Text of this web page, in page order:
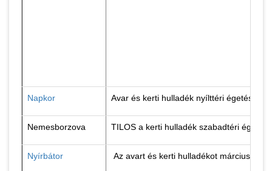
Napkor Avar és kerti hulladék nyílttéri égetése
Nemesborzova TILOS a kerti hulladék szabadtéri
Nyírbátor Az avart és kerti hulladékot március 1.